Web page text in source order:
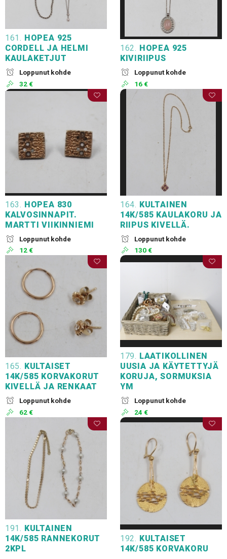
161. HOPEA 925
CORDELL JA HELMI
KAULAKETJUT
Loppunut kohde
32 €
162. HOPEA 925
KIVIRIIPUS
Loppunut kohde
16 €
163.
HOPEA 830
KALVOSINNAPIT.
MARTTI VIIKINNIEMI
Loppunut kohde
12 €
164. KULTAINEN
14K/585 KAULAKORU JA
RIIPUS KIVELLÄ.
Loppunut kohde
130 €
165. KULTAISET
14K/585 KORVAKORUT
KIVELLÄ JA RENKAAT
Loppunut kohde
62 €
179. LAATIKOLLINEN
UUSIA JA KÄYTETTYJÄ
KORUJA, SORMUKSIA
YM
Loppunut kohde
24 €
191. KULTAINEN
14K/585 RANNEKORUT
2KPL
192. KULTAISET
14K/585 KORVAKORU